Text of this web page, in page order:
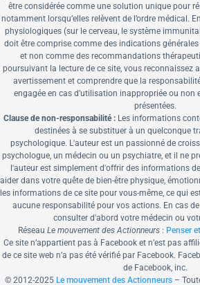
être considérée comme une solution unique pour
notamment lorsqu’elles relèvent de l’ordre médical.
physiologiques (sur le cerveau, le système
doit être comprise comme des indications générales
et non comme des recommandations
poursuivant la lecture de ce site, vous reconnaissez
avertissement et comprendre que la
engagée en cas d’utilisation inappropriée ou non
présentées.
Clause de non-responsabilité : Les informations
destinées à se substituer à un quelconque
psychologique. L'auteur est un passionné de
psychologue, un médecin ou un psychiatre, et il ne
l'auteur est simplement d'offrir des informations
aider dans votre quête de bien-être physique,
les informations de ce site pour vous-même, ce qui
aucune responsabilité pour vos actions. En cas
consulter d'abord votre médecin ou
Réseau Le mouvement des Actionneurs : Penser
Ce site n’appartient pas à Facebook et n’est pas
de ce site web n’a pas été vérifié par Facebook.
de Facebook, inc.
© 2012-2025 Le mouvement des Actionneurs –